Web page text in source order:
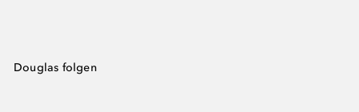
Douglas folgen